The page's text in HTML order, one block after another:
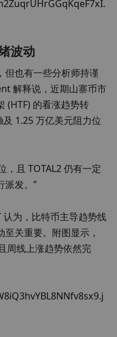
波动
但也有一些分析师持谨
解释说，近期山寨币市
(HTF) 的看涨趋势转
1.25 万亿美元阻力位
，且 TOTAL2 仍有一定
派发。”
为，比特币主导趋势线
关重要。附图显示，
周线上涨趋势依然完